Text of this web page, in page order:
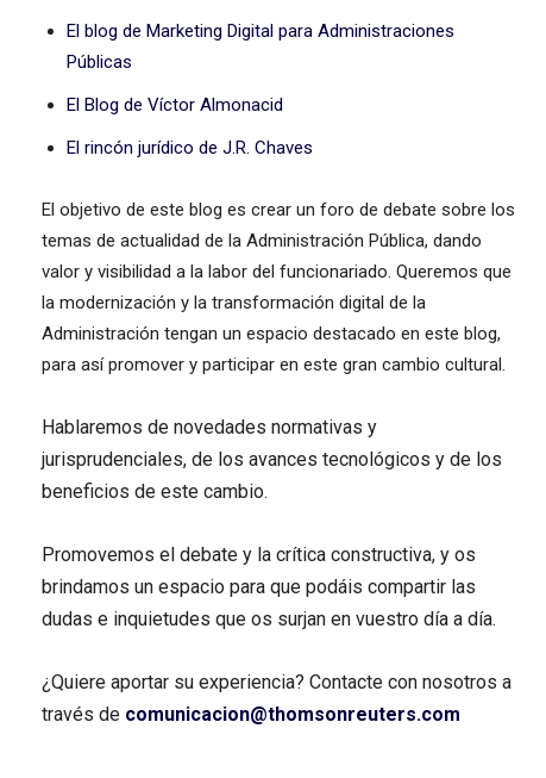
El blog de Marketing Digital para Administraciones
Públicas
El Blog de Víctor Almonacid
El rincón jurídico de J.R. Chaves
El objetivo de este blog es crear un foro de debate sobre los
temas de actualidad de la Administración Pública, dando
valor y visibilidad a la labor del funcionariado. Queremos que
la modernización y la transformación digital de la
Administración tengan un espacio destacado en este blog,
para así promover y participar en este gran cambio cultural.
Hablaremos de novedades normativas y
jurisprudenciales, de los avances tecnológicos y de los
beneficios de este cambio.
Promovemos el debate y la crítica constructiva, y os
brindamos un espacio para que podáis compartir las
dudas e inquietudes que os surjan en vuestro día a día.
¿Quiere aportar su experiencia? Contacte con nosotros a
través de comunicacion@thomsonreuters.com